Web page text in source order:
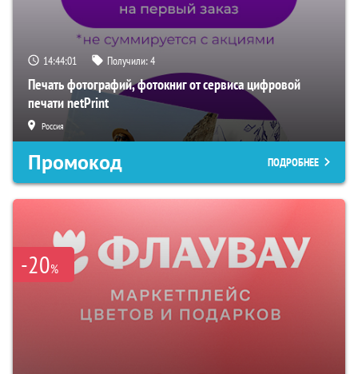
14:44:00 Получили:4
Печать фотографий, фотокниг от сервиса цифровой
печати netPrint
Россия
Промокод ПОДРОБНЕЕ
-20%